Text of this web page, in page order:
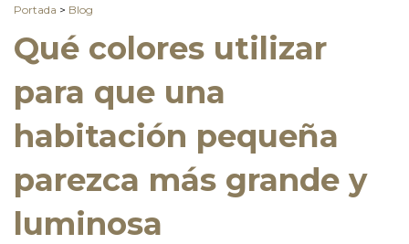
Portada > Blog
Qué colores utilizar
para que una
habitación pequeña
parezca más grande y
luminosa